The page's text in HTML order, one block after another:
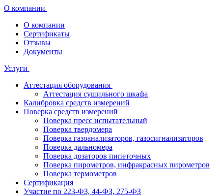
О компании
О компании
Сертификаты
Отзывы
Документы
Услуги
Аттестация оборудования
Аттестация сушильного шкафа
Калибровка средств измерений
Поверка средств измерений
Поверка пресс испытательный
Поверка твердомера
Поверка газоанализаторов, газосигнализаторов
Поверка дальномера
Поверка дозаторов пипеточных
Поверка пирометров, инфракрасных пирометров
Поверка термометров
Сертификация
Участие по 223-ФЗ, 44-ФЗ, 275-ФЗ